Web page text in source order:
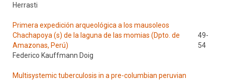
Herrasti
Primera expedición arqueológica a los mausoleos
Chachapoya (s) de la laguna de las momias (Dpto. de
Amazonas, Perú)
49-
54
Federico Kauffmann Doig
Multisystemic tuberculosis in a pre-columbian peruvian